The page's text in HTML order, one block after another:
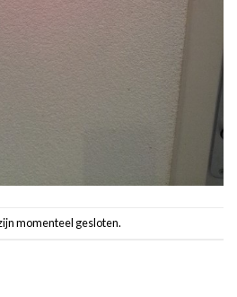
momenteel gesloten.